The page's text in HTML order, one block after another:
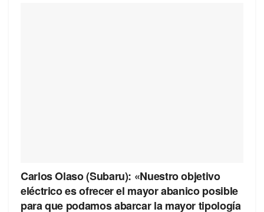
Carlos Olaso (Subaru): «Nuestro objetivo
eléctrico es ofrecer el mayor abanico posible
para que podamos abarcar la mayor tipología